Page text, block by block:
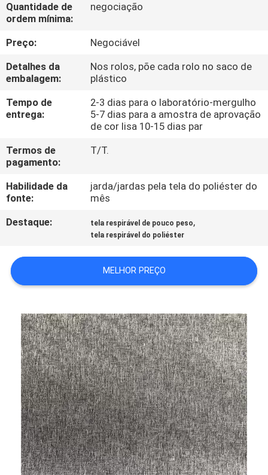
CONTROLE
DA
QUALIDADE
CONTACTE-
NOS
NOTÍCIA
CASOS
NEWS
DO
SITE
PRIVACY
POLICY
Quantidade de
ordem mínima:
negociação
Preço:
Negociável
Detalhes da
embalagem:
Nos rolos, põe cada rolo no saco de
plástico
Tempo de
entrega:
2-3 dias para o laboratório-mergulho
5-7 dias para a amostra de aprovação
de cor lisa 10-15 dias par
Termos de
pagamento:
T/T.
Habilidade da
fonte:
jarda/jardas pela tela do poliéster do
mês
Destaque:
tela respirável de pouco peso,
tela respirável do poliéster
MELHOR PREÇO